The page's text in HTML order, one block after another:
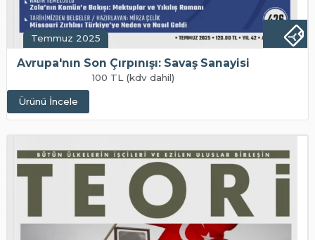
Temmuz 2025
Avrupa'nın Son Çırpınışı: Savaş Sanayisi
100 TL (kdv dahil)
Ürünü İncele